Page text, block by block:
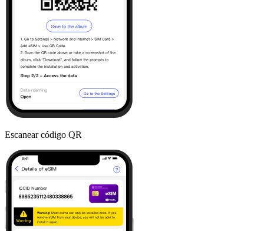
Escanear código QR